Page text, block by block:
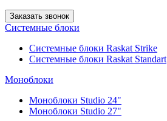
Заказать звонок
Системные блоки
Системные блоки Raskat Strike
Системные блоки Raskat Standart
Моноблоки
Моноблоки Studio 24"
Моноблоки Studio 27"